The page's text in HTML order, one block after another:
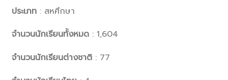
ประเภท : สหศึกษา
จำนวนนักเรียนทั้งหมด : 1,604
จำนวนนักเรียนต่างชาติ : 77